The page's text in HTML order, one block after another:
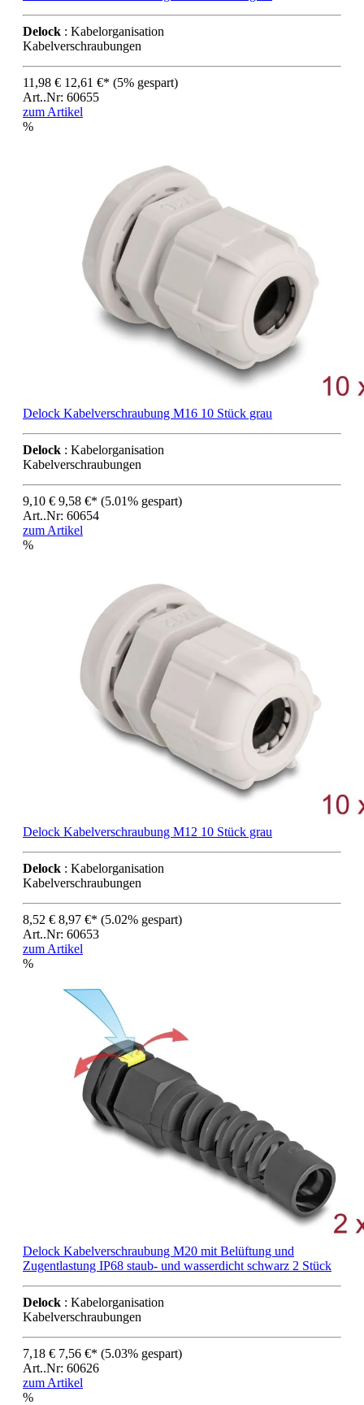
Delock : Kabelorganisation
Kabelverschraubungen
11,98 € 12,61 €* (5% gespart)
Art..Nr: 60655
zum Artikel
%
Delock Kabelverschraubung M16 10 Stück grau
Delock : Kabelorganisation
Kabelverschraubungen
9,10 € 9,58 €* (5.01% gespart)
Art..Nr: 60654
zum Artikel
%
Delock Kabelverschraubung M12 10 Stück grau
Delock : Kabelorganisation
Kabelverschraubungen
8,52 € 8,97 €* (5.02% gespart)
Art..Nr: 60653
zum Artikel
%
Delock Kabelverschraubung M20 mit Belüftung und
Zugentlastung IP68 staub- und wasserdicht schwarz 2 Stück
Delock : Kabelorganisation
Kabelverschraubungen
7,18 € 7,56 €* (5.03% gespart)
Art..Nr: 60626
zum Artikel
%